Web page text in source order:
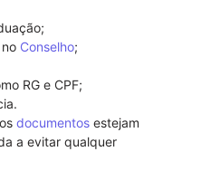
Conselho;
RG e CPF;
documentos estejam
a evitar qualquer